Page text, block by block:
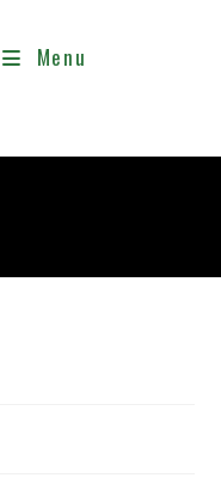
Menu